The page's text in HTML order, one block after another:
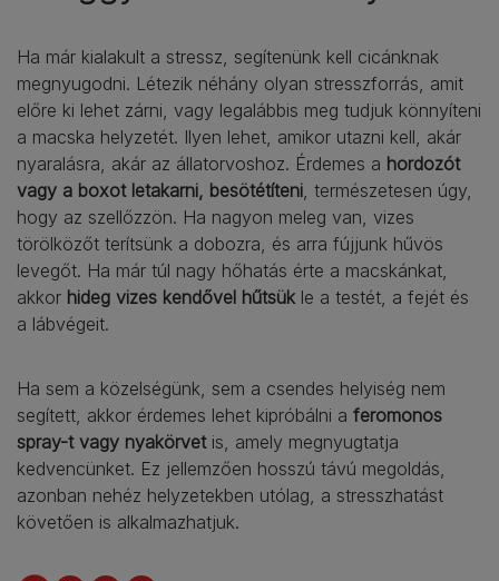
Ha már kialakult a stressz, segítenünk kell cicánknak
megnyugodni. Létezik néhány olyan stresszforrás, amit
előre ki lehet zárni, vagy legalábbis meg tudjuk könnyíteni
a macska helyzetét. Ilyen lehet, amikor utazni kell, akár
nyaralásra, akár az állatorvoshoz. Érdemes a hordozót
vagy a boxot letakarni, besötétíteni , természetesen úgy,
hogy az szellőzzön. Ha nagyon meleg van, vizes
törölközőt terítsünk a dobozra, és arra fújjunk hűvös
levegőt. Ha már túl nagy hőhatás érte a macskánkat,
akkor hideg vizes kendővel hűtsük le a testét, a fejét és
a lábvégeit.
Ha sem a közelségünk, sem a csendes helyiség nem
segített, akkor érdemes lehet kipróbálni a feromonos
spray-t vagy nyakörvet is, amely megnyugtatja
kedvencünket. Ez jellemzően hosszú távú megoldás,
azonban nehéz helyzetekben utólag, a stresszhatást
követően is alkalmazhatjuk.